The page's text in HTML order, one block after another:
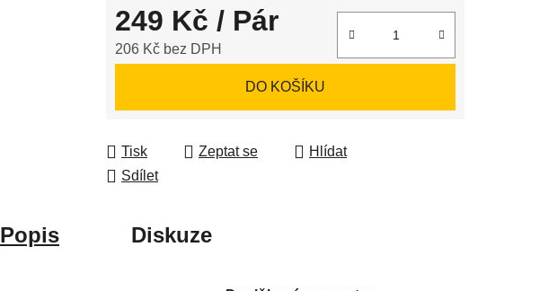
hvězdiček.
249 Kč / Pár
206 Kč bez DPH
DO KOŠÍKU
Tisk Zeptat se
Hlídat
Sdílet
Popis Diskuze